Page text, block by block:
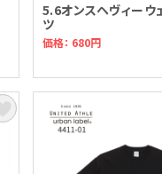
5.6オンスヘヴィーウ
ツ
価格： 680円